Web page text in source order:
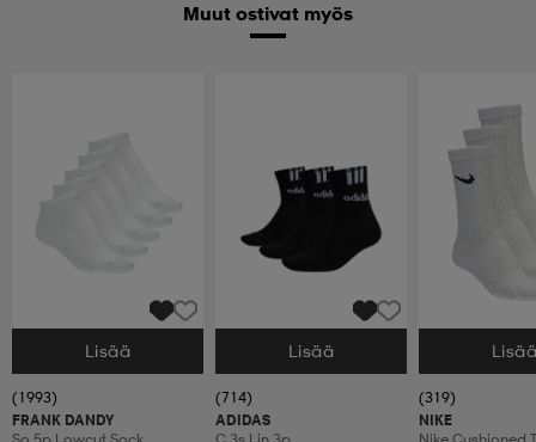
Muut ostivat myös
Valitse Koko
Lisää
(1993)
FRANK DANDY
Valitse Koko
Lisää
(714)
ADIDAS
Valitse Koko
(319)
NIKE